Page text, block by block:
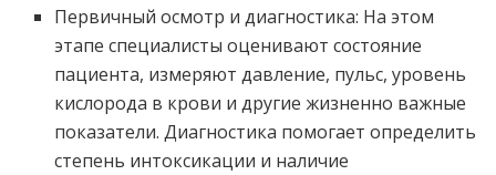
Первичный осмотр и диагностика: На этом
этапе специалисты оценивают состояние
пациента, измеряют давление, пульс, уровень
кислорода в крови и другие жизненно важные
показатели. Диагностика помогает определить
степень интоксикации и наличие